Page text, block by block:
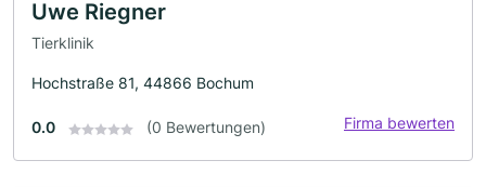
Uwe Riegner
Tierklinik
Hochstraße 81, 44866 Bochum
0.0 (0 Bewertungen) Firma bewerten